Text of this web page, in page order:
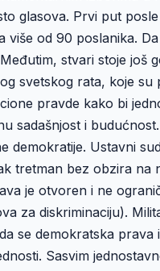
glasova. Prvi put
više od 90 poslanika.
stvari stoje još
svetskog rata, koje
pravde kako bi
sadašnjost i
demokratije. Ustavni
tretman bez obzira
je otvoren i ne
za diskriminaciju).
se demokratska
Sasvim